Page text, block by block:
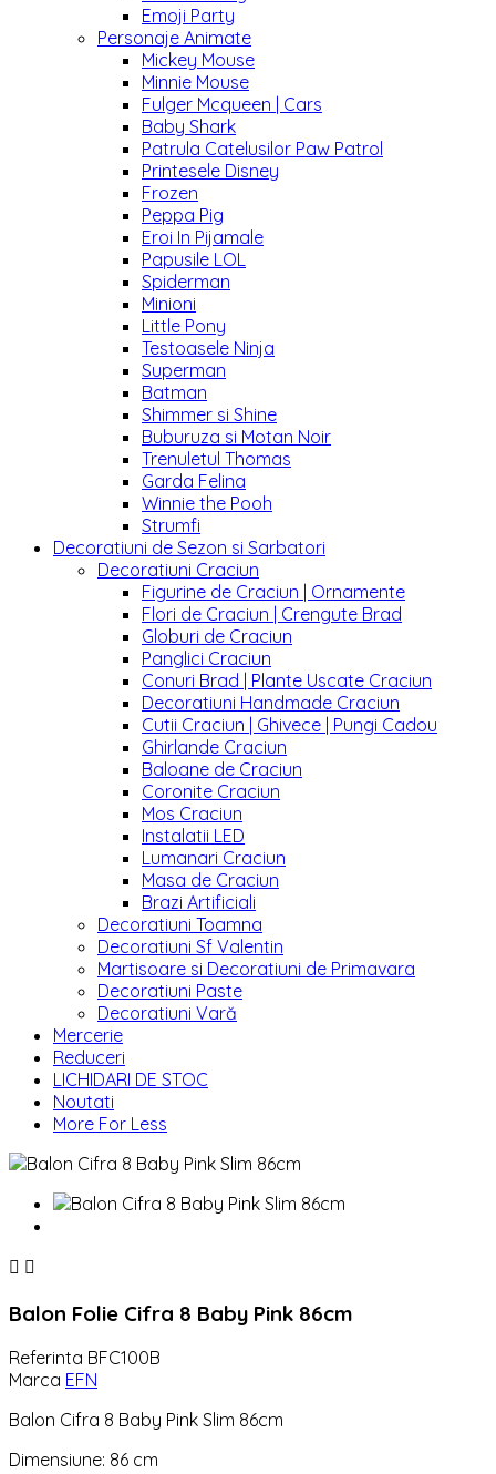
Emoji Party
Personaje Animate
Mickey Mouse
Minnie Mouse
Fulger Mcqueen | Cars
Baby Shark
Patrula Catelusilor Paw Patrol
Printesele Disney
Frozen
Peppa Pig
Eroi In Pijamale
Papusile LOL
Spiderman
Minioni
Little Pony
Testoasele Ninja
Superman
Batman
Shimmer si Shine
Buburuza si Motan Noir
Trenuletul Thomas
Garda Felina
Winnie the Pooh
Strumfi
Decoratiuni de Sezon si Sarbatori
Decoratiuni Craciun
Figurine de Craciun | Ornamente
Flori de Craciun | Crengute Brad
Globuri de Craciun
Panglici Craciun
Conuri Brad | Plante Uscate Craciun
Decoratiuni Handmade Craciun
Cutii Craciun | Ghivece | Pungi Cadou
Ghirlande Craciun
Baloane de Craciun
Coronite Craciun
Mos Craciun
Instalatii LED
Lumanari Craciun
Masa de Craciun
Brazi Artificiali
Decoratiuni Toamna
Decoratiuni Sf Valentin
Martisoare si Decoratiuni de Primavara
Decoratiuni Paste
Decoratiuni Vară
Mercerie
Reduceri
LICHIDARI DE STOC
Noutati
More For Less
 
Balon Folie Cifra 8 Baby Pink 86cm
Referinta BFC100B
Marca EFN
Balon Cifra 8 Baby Pink Slim 86cm
Dimensiune: 86 cm